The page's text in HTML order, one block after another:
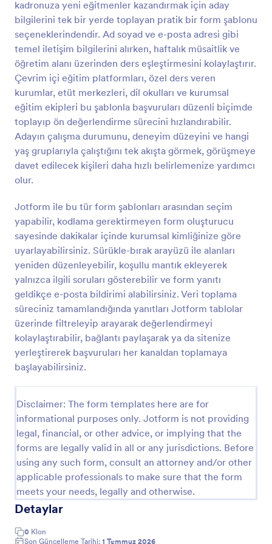
kadronuza yeni eğitmenler kazandırmak için aday
bilgilerini tek bir yerde toplayan pratik bir form şablonu
seçeneklerindendir. Ad soyad ve e-posta adresi gibi
temel iletişim bilgilerini alırken, haftalık müsaitlik ve
öğretim alanı üzerinden ders eşleştirmesini kolaylaştırır.
Çevrim içi eğitim platformları, özel ders veren
kurumlar, etüt merkezleri, dil okulları ve kurumsal
eğitim ekipleri bu şablonla başvuruları düzenli biçimde
toplayıp ön değerlendirme sürecini hızlandırabilir.
Adayın çalışma durumunu, deneyim düzeyini ve hangi
yaş gruplarıyla çalıştığını tek akışta görmek, görüşmeye
davet edilecek kişileri daha hızlı belirlemenize yardımcı
olur.
Jotform ile bu tür form şablonları arasından seçim
yapabilir, kodlama gerektirmeyen form oluşturucu
sayesinde dakikalar içinde kurumsal kimliğinize göre
uyarlayabilirsiniz. Sürükle-bırak arayüzü ile alanları
yeniden düzenleyebilir, koşullu mantık ekleyerek
yalnızca ilgili soruları gösterebilir ve form yanıtı
geldikçe e-posta bildirimi alabilirsiniz. Veri toplama
süreciniz tamamlandığında yanıtları Jotform tablolar
üzerinde filtreleyip arayarak değerlendirmeyi
kolaylaştırabilir, bağlantı paylaşarak ya da sitenize
yerleştirerek başvuruları her kanaldan toplamaya
başlayabilirsiniz.
Disclaimer: The form templates here are for
informational purposes only. Jotform is not providing
legal, financial, or other advice, or implying that the
forms are legally valid in all or any jurisdictions. Before
using any such form, consult an attorney and/or other
applicable professionals to make sure that the form
meets your needs, legally and otherwise.
Detaylar
0 Klon
Son Güncelleme Tarihi: 1 Temmuz 2026
Önizleme
İşe Alım Formu
Kolay yol ve uygulamaları almak için kısa bir iş
başvuru formu örneği. Insan kaynakları departmanı
için oldukça yararlıdır.
Go to Category:
Başvuru Formları
Önizleme